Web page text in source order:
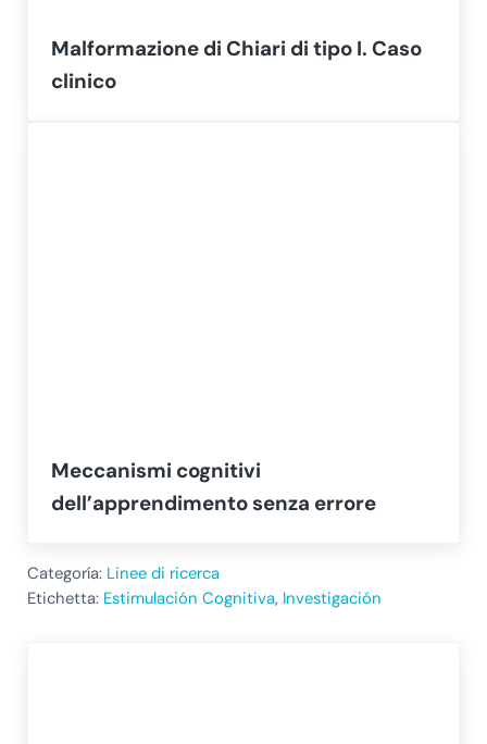
Malformazione di Chiari di tipo I. Caso
clinico
Meccanismi cognitivi
dell’apprendimento senza errore
Categoría: Linee di ricerca
Etichetta: Estimulación Cognitiva, Investigación